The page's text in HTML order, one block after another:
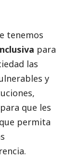
tenemos
para
las
y
que les
permita